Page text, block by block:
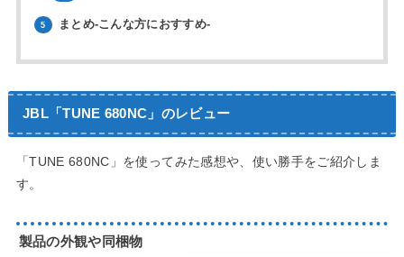
5 まとめ-こんな方におすすめ-
JBL「TUNE 680NC」のレビュー
「TUNE 680NC」を使ってみた感想や、使い勝手をご紹介しま
す。
製品の外観や同梱物